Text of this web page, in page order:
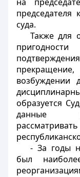
председателя
суда.
Также для
возбуждении
образуется
данные
- За годы
был